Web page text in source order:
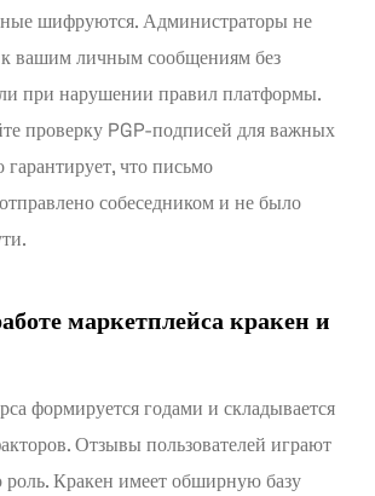
шифруются. Администраторы не
вашим личным сообщениям без
при нарушении правил платформы.
проверку PGP-подписей для важных
что письмо
собеседником и не было
маркетплейса кракен и
формируется годами и складывается
Отзывы пользователей играют
роль. Кракен имеет обширную базу